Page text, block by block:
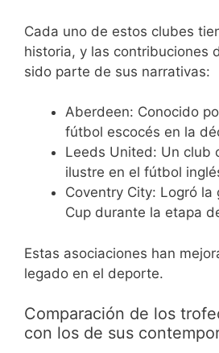
Cada uno de estos clubes
historia, y las contribuciones
sido parte de sus narrativas:
Aberdeen: Conocido
fútbol escocés en la
Leeds United: Un club
ilustre en el fútbol
Coventry City: Logró la
Cup durante la etapa
Estas asociaciones han
legado en el deporte.
Comparación de los
con los de sus